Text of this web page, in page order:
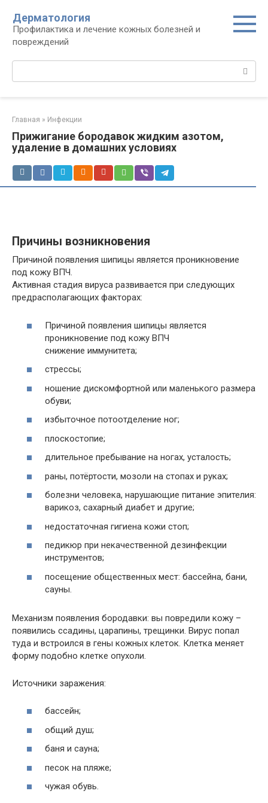
контенту
Дерматология
Профилактика и лечение кожных болезней и
повреждений
Главная » Инфекции
Прижигание бородавок жидким азотом,
удаление в домашних условиях
Причины возникновения
Причиной появления шипицы является проникновение
под кожу ВПЧ.
Активная стадия вируса развивается при следующих
предрасполагающих факторах:
Причиной появления шипицы является
проникновение под кожу ВПЧ
снижение иммунитета;
стрессы;
ношение дискомфортной или маленького размера
обуви;
избыточное потоотделение ног;
плоскостопие;
длительное пребывание на ногах, усталость;
раны, потёртости, мозоли на стопах и руках;
болезни человека, нарушающие питание эпителия:
варикоз, сахарный диабет и другие;
недостаточная гигиена кожи стоп;
педикюр при некачественной дезинфекции
инструментов;
посещение общественных мест: бассейна, бани,
сауны.
Механизм появления бородавки: вы повредили кожу –
появились ссадины, царапины, трещинки. Вирус попал
туда и встроился в гены кожных клеток. Клетка меняет
форму подобно клетке опухоли.
Источники заражения:
бассейн;
общий душ;
баня и сауна;
песок на пляже;
чужая обувь.